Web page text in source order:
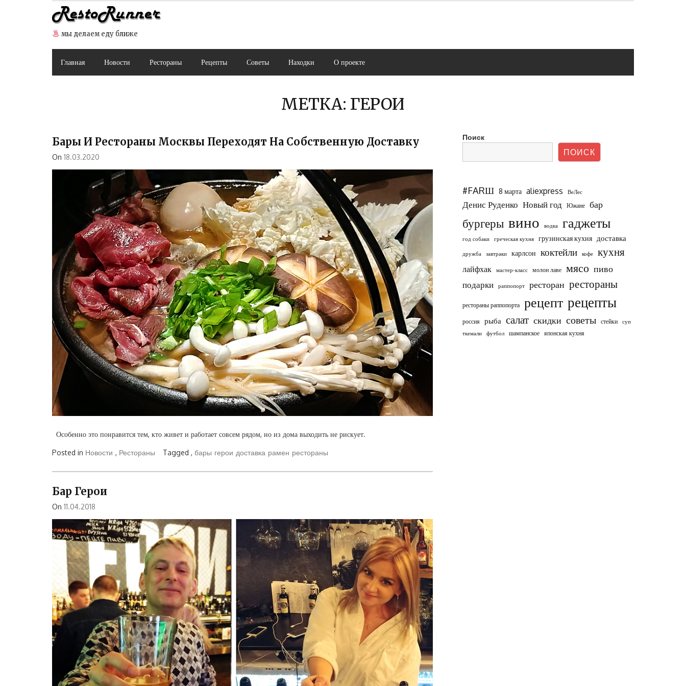
мы делаем еду ближе
Главная Новости Рестораны Рецепты Советы Находки О проекте
МЕТКА: ГЕРОИ
Бары И Рестораны Москвы Переходят На Собственную Доставку
On 18.03.2020
Особенно это понравится тем, кто живет и работает совсем рядом, но из дома выходить не рискует.
Posted in Новости , Рестораны Tagged , бары герои доставка рамен рестораны
Бар Герои
On 11.04.2018
Поиск
ПОИСК
#FARШ 8 марта aliexpress ВеЛес
Денис Руденко Новый год Южане бар
бургеры вино водка гаджеты
год собаки греческая кухня грузинская кухня доставка
дружба завтраки карлсон коктейли кофе кухня
лайфхак мастер-класс молон лаве мясо пиво
подарки раппопорт ресторан рестораны
рестораны раппопорта рецепт рецепты
россия рыба салат скидки советы стейки
суп
ткемали
футбол шампанское японская кухня